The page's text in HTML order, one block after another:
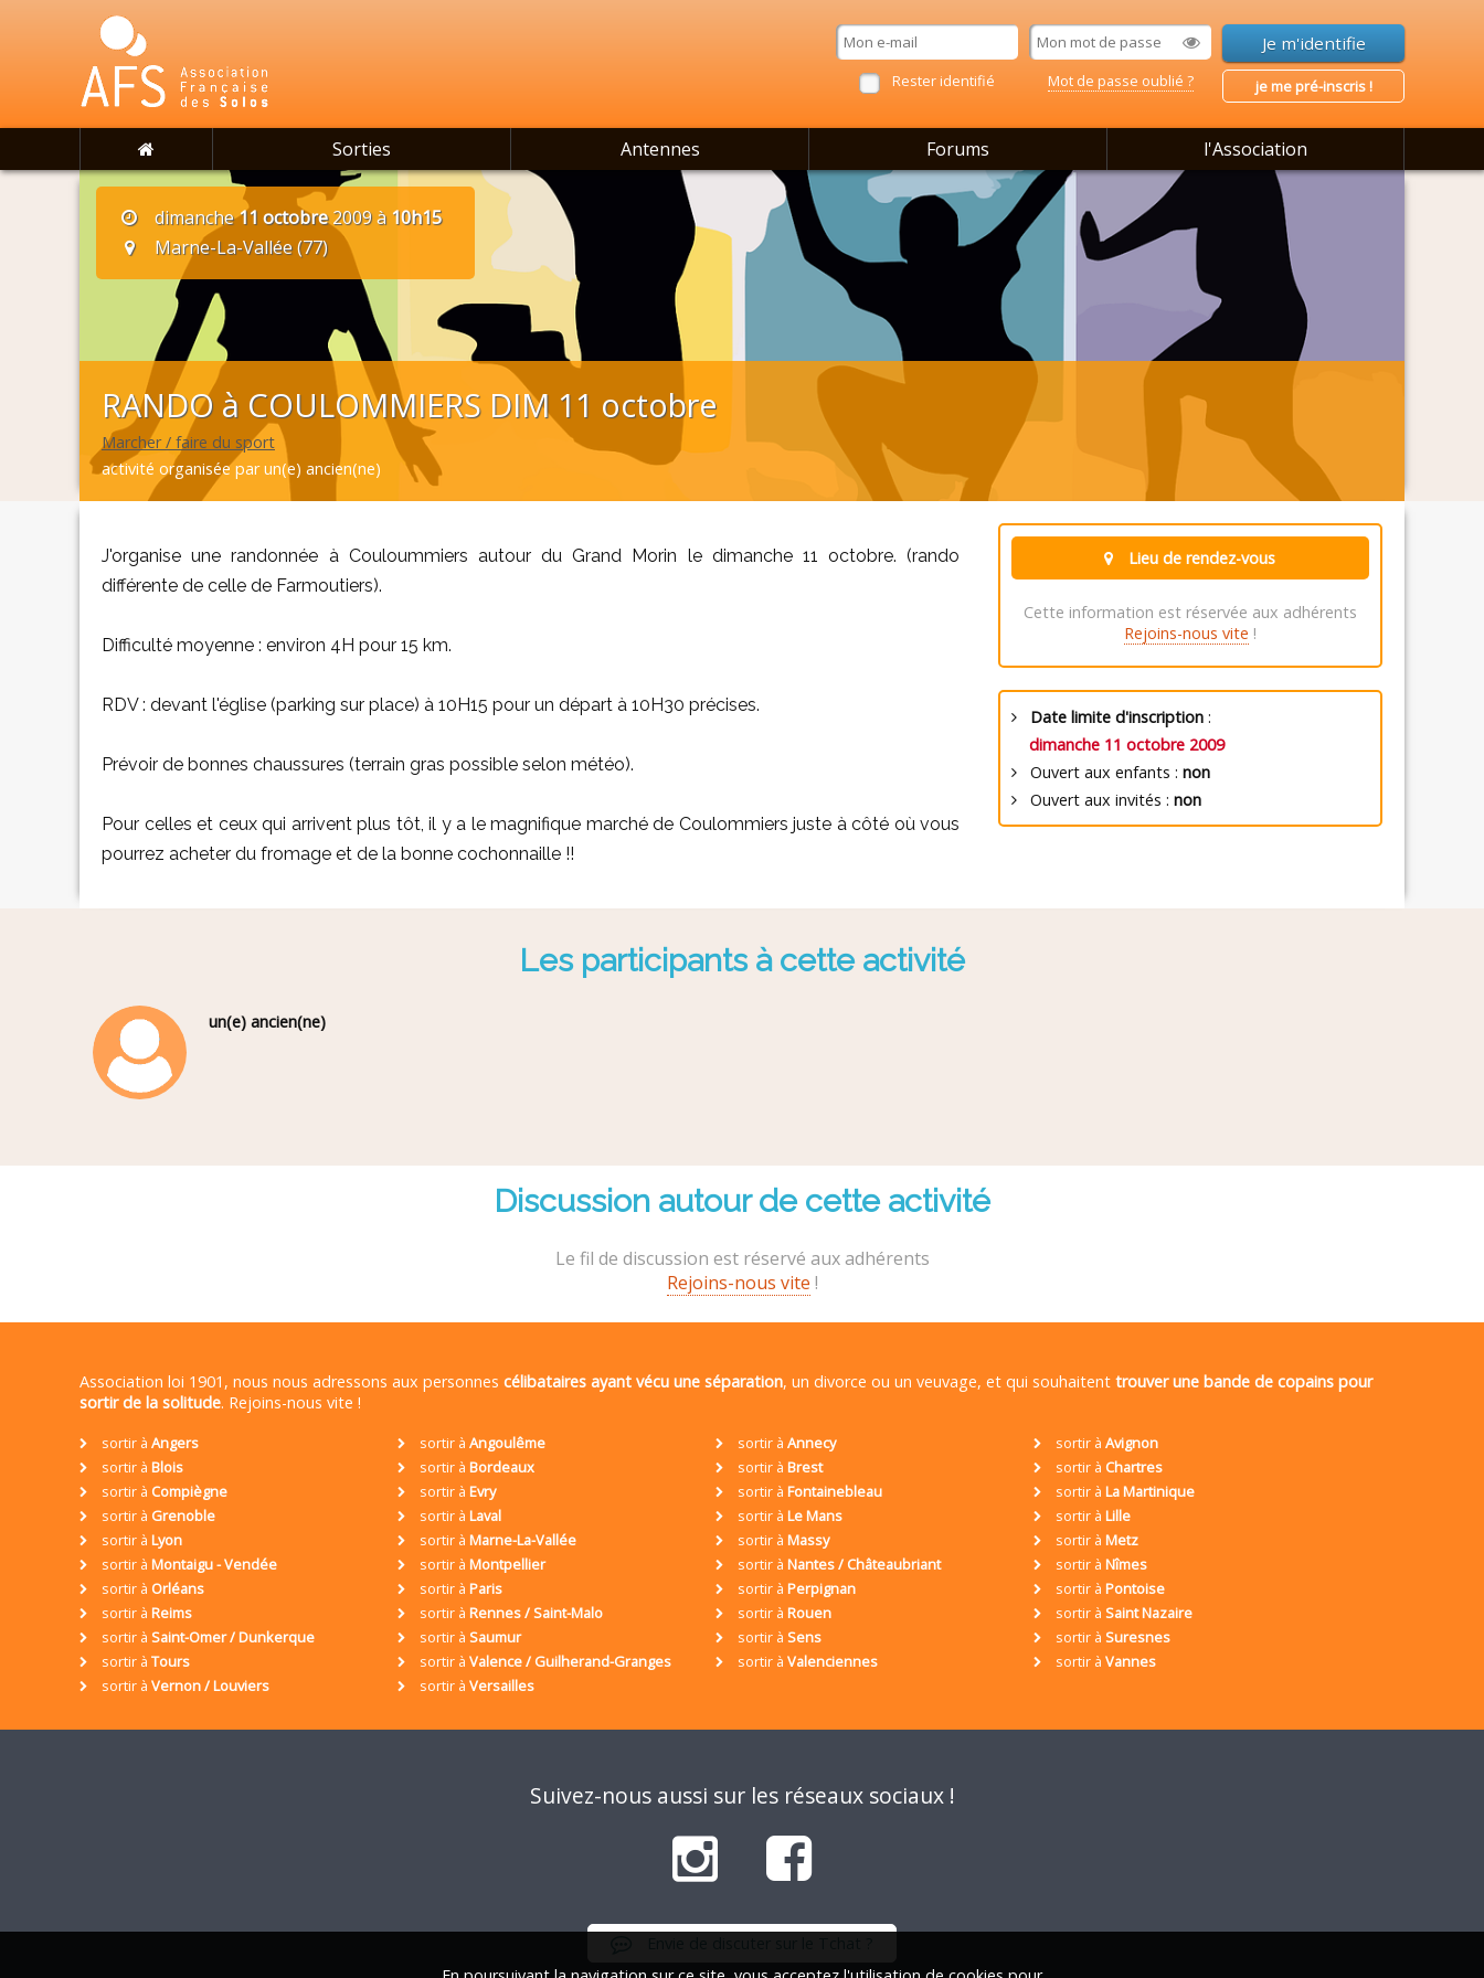
Rester identifié Mot de passe oublié ? je me pré-inscris !
Sorties Antennes Forums l'Association
dimanche11 octobre2009 à 10h15
Marne-La-Vallée (77)
RANDO à COULOMMIERS DIM 11 octobre
Marcher / faire du sport
activité organisée par un(e) ancien(ne)
J'organise une randonnée à Couloummiers autour du Grand Morin le dimanche 11 octobre. (rando
différente de celle de Farmoutiers).
Difficulté moyenne : environ 4H pour 15 km.
RDV : devant l'église (parking sur place) à 10H15 pour un départ à 10H30 précises.
Prévoir de bonnes chaussures (terrain gras possible selon météo).
Pour celles et ceux qui arrivent plus tôt, il y a le magnifique marché de Coulommiers juste à côté où vous
pourrez acheter du fromage et de la bonne cochonnaille !!
Lieu de rendez-vous
Cette information est réservée aux adhérents
Rejoins-nous vite !
Date limite d'inscription:
dimanche 11 octobre 2009
Ouvert aux enfants : non
Ouvert aux invités : non
Les participants à cette activité
un(e) ancien(ne)
Discussion autour de cette activité
Le fil de discussion est réservé aux adhérents
Rejoins-nous vite !
Association loi 1901, nous nous adressons aux personnes célibataires ayant vécu une séparation, un divorce ou un veuvage, et qui souhaitent trouver une bande de copains pour
sortir de la solitude. Rejoins-nous vite !
sortir à Angers sortir à Angoulême sortir à Annecy sortir à Avignon
sortir à Blois sortir à Bordeaux sortir à Brest sortir à Chartres
sortir à Compiègne sortir à Evry sortir à Fontainebleau sortir à La Martinique
sortir à Grenoble sortir à Laval sortir à Le Mans sortir à Lille
sortir à Lyon sortir à Marne-La-Vallée sortir à Massy sortir à Metz
sortir à Montaigu - Vendée sortir à Montpellier sortir à Nantes / Châteaubriant sortir à Nîmes
sortir à Orléans sortir à Paris sortir à Perpignan sortir à Pontoise
sortir à Reims sortir à Rennes / Saint-Malo sortir à Rouen sortir à Saint Nazaire
sortir à Saint-Omer / Dunkerque sortir à Saumur sortir à Sens sortir à Suresnes
sortir à Tours sortir à Valence / Guilherand-Granges sortir à Valenciennes sortir à Vannes
sortir à Vernon / Louviers sortir à Versailles
Suivez-nous aussi sur les réseaux sociaux !